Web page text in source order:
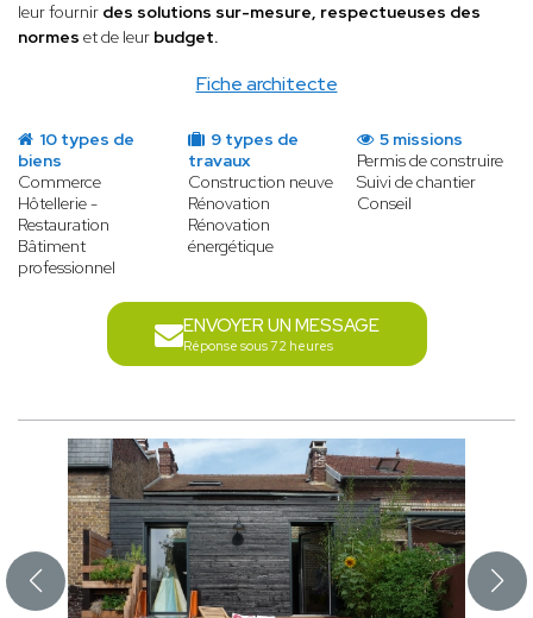
Fiche architecte
leur fournir des solutions sur-mesure, respectueuses des
normes et de leur budget.
10 types de
biens
Commerce
Hôtellerie -
Restauration
Bâtiment
professionnel
9 types de
travaux
Construction neuve
Rénovation
Rénovation
énergétique
5 missions
Permis de construire
Suivi de chantier
Conseil
ENVOYER UN MESSAGE
Réponse sous 72 heures